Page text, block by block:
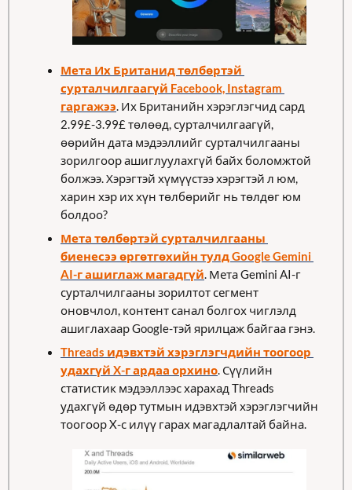
Мета Их Британид төлбөртэй
сурталчилгаагүй Facebook, Instagram
гаргажээ. Их Британийн хэрэглэгчид сард
2.99£-3.99£ төлөөд, сурталчилгаагүй,
өөрийн дата мэдээллийг сурталчилгааны
зорилгоор ашиглуулахгүй байх боломжтой
болжээ. Хэрэгтэй хүмүүстээ хэрэгтэй л юм,
харин хэр их хүн төлбөрийг нь төлдөг юм
болдоо?
Мета төлбөртэй сурталчилгааны
биенесээ өргөтгөхийн тулд Google Gemini
AI-г ашиглаж магадгүй. Мета Gemini AI-г
сурталчилгааны зорилтот сегмент
оновчлол, контент санал болгох чиглэлд
ашиглахаар Google-тэй ярилцаж байгаа гэнэ.
Threads идэвхтэй хэрэглэгчдийн тоогоор
удахгүй X-г ардаа орхино. Сүүлийн
статистик мэдээллээс харахад Threads
удахгүй өдөр тутмын идэвхтэй хэрэглэгчийн
тоогоор X-с илүү гарах магадлалтай байна.